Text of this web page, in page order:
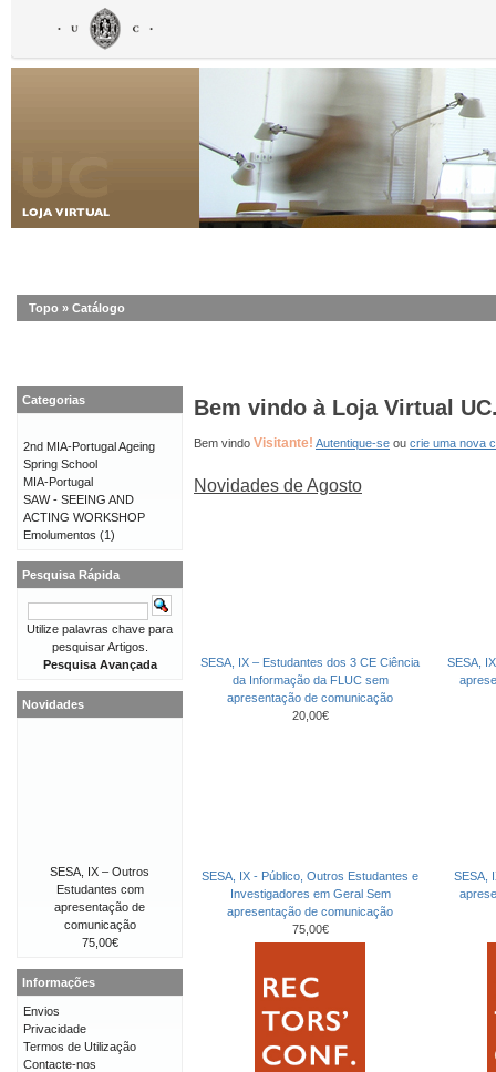
Topo » Catálogo
Bem vindo à Loja Virtual
Bem vindo Visitante! Autentique-se ou crie uma nova
Novidades de Agosto
SESA, IX – Estudantes dos 3 CE Ciência
da Informação da FLUC sem
apresentação de comunicação
20,00€
SESA,
SESA, IX - Público, Outros Estudantes e
Investigadores em Geral Sem
apresentação de comunicação
75,00€
SESA,
Categorias
2nd MIA-Portugal Ageing
Spring School
MIA-Portugal
SAW - SEEING AND
ACTING WORKSHOP
Emolumentos (1)
Pesquisa Rápida
Utilize palavras chave para
pesquisar Artigos.
Pesquisa Avançada
Novidades
SESA, IX – Outros
Estudantes com
apresentação de
comunicação
75,00€
Informações
Envios
Privacidade
Termos de Utilização
Contacte-nos